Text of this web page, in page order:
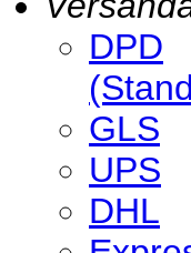
DPD
GLS
UPS
DHL